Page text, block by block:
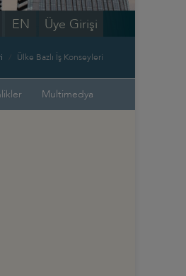
Üye Girişi
EN
Ülke Bazlı İş Konseyleri
Multimedya